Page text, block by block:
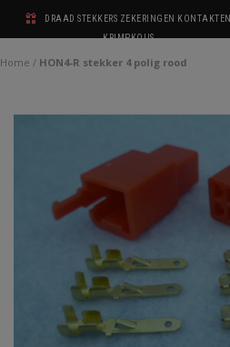
DRAAD STEKKERS ZEKERINGEN KONTAKTEN
KRIMPKOUS
Home / HON4-R stekker 4 polig rood